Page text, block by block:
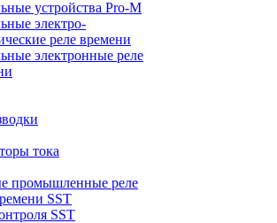
устройства Pro-M
электро-
реле времени
электронные реле
тока
промышленные реле
SST
SST